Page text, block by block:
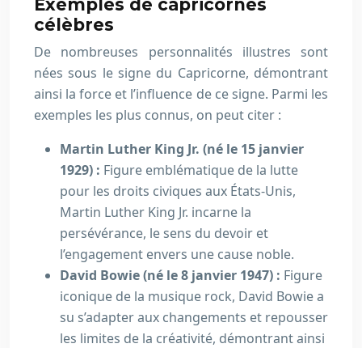
Exemples de capricornes
célèbres
De nombreuses personnalités illustres sont
nées sous le signe du Capricorne, démontrant
ainsi la force et l’influence de ce signe. Parmi les
exemples les plus connus, on peut citer :
Martin Luther King Jr. (né le 15 janvier
1929) : Figure emblématique de la lutte
pour les droits civiques aux États-Unis,
Martin Luther King Jr. incarne la
persévérance, le sens du devoir et
l’engagement envers une cause noble.
David Bowie (né le 8 janvier 1947) : Figure
iconique de la musique rock, David Bowie a
su s’adapter aux changements et repousser
les limites de la créativité, démontrant ainsi